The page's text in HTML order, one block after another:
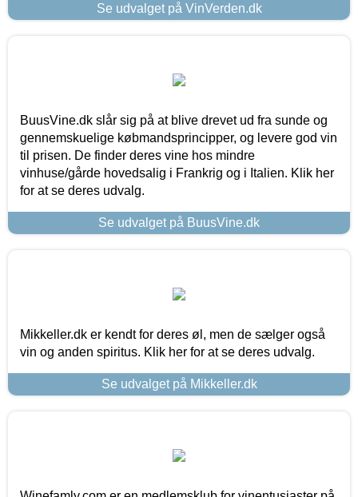
Se udvalget på VinVerden.dk
BuusVine.dk slår sig på at blive drevet ud fra sunde og
gennemskuelige købmandsprincipper, og levere god vin
til prisen. De finder deres vine hos mindre
vinhuse/gårde hovedsalig i Frankrig og i Italien. Klik her
for at se deres udvalg.
Se udvalget på BuusVine.dk
Mikkeller.dk er kendt for deres øl, men de sælger også
vin og anden spiritus. Klik her for at se deres udvalg.
Se udvalget på Mikkeller.dk